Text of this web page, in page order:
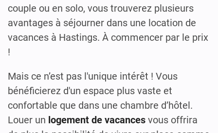
couple ou en solo, vous trouverez plusieurs
avantages à séjourner dans une location de
vacances à Hastings. À commencer par le prix
!
Mais ce n’est pas l'unique intérêt ! Vous
bénéficierez d'un espace plus vaste et
confortable que dans une chambre d’hôtel.
Louer un logement de vacances vous offrira